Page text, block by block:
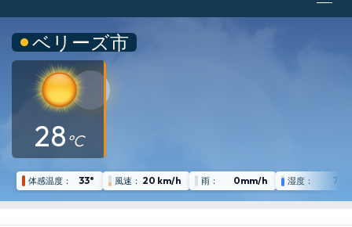
ベリーズ市
28 °C
体感温度： 33° 風速： 20 km/h 雨： 0mm/h 湿度： 78